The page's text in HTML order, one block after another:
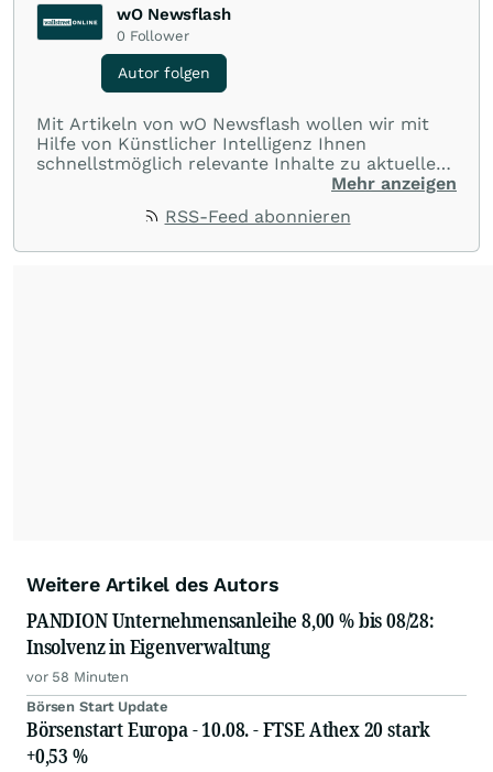
wO Newsflash
0 Follower
Autor folgen
Mit Artikeln von wO Newsflash wollen wir mit
Hilfe von Künstlicher Intelligenz Ihnen
schnellstmöglich relevante Inhalte zu aktuellen
Ereignissen rund um Börse, Finanzmärkte aus
Mehr anzeigen
RSS-Feed abonnieren
Weitere Artikel des Autors
PANDION Unternehmensanleihe 8,00 % bis 08/28:
Insolvenz in Eigenverwaltung
vor 58 Minuten
Börsen Start Update
Börsenstart Europa - 10.08. - FTSE Athex 20 stark
+0,53 %